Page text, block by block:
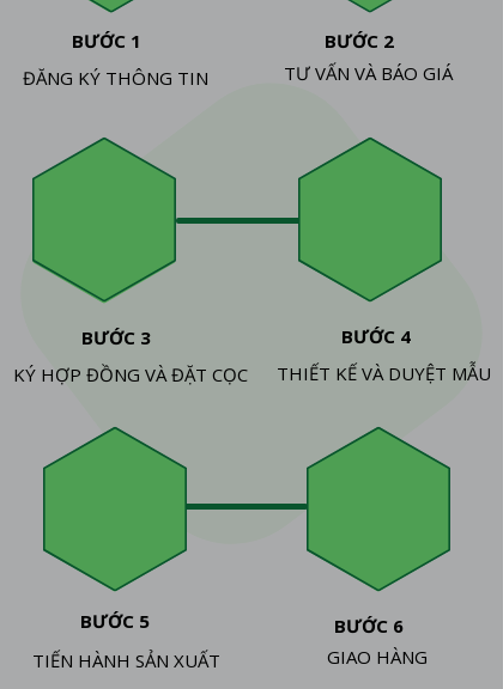
BƯỚC 1
ĐĂNG KÝ THÔNG TIN
BƯỚC 2
TƯ VẤN VÀ BÁO GIÁ
BƯỚC 3
KÝ HỢP ĐỒNG VÀ ĐẶT CỌC
BƯỚC 4
THIẾT KẾ VÀ DUYỆT MẪU
BƯỚC 5
TIẾN HÀNH SẢN XUẤT
BƯỚC 6
GIAO HÀNG